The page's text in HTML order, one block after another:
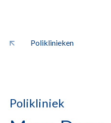
Poliklinieken
Polikliniek